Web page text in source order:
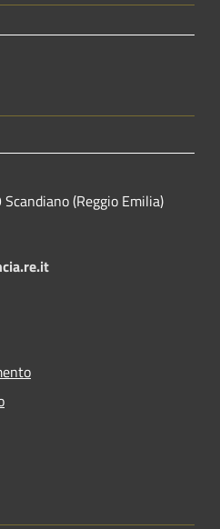
(Reggio Emilia)